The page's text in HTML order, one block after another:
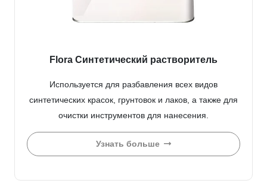
Flora Синтетический растворитель
Используется для разбавления всех видов
синтетических красок, грунтовок и лаков, а также для
очистки инструментов для нанесения.
Узнать больше